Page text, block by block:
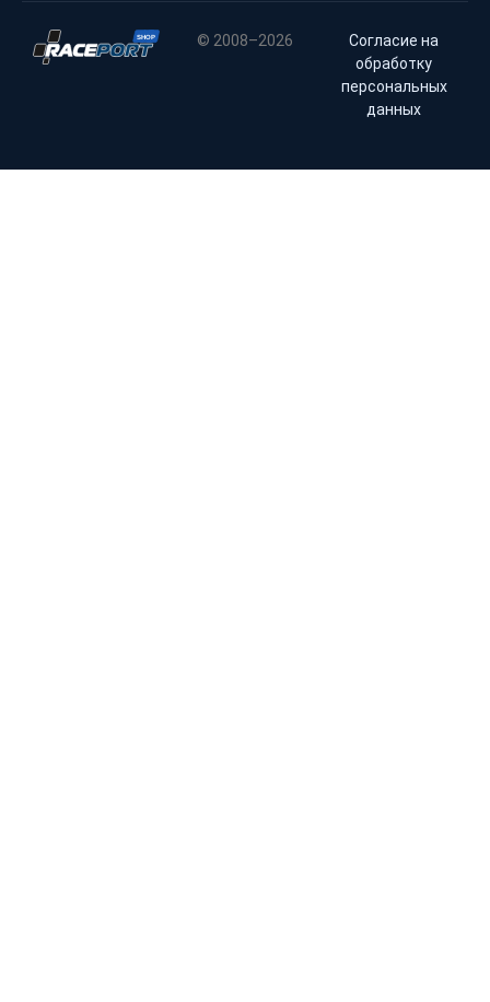
© 2008–2026
Согласие на
обработку
персональных
данных